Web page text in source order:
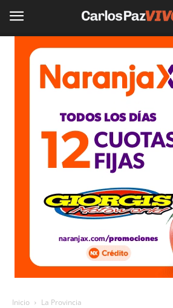
Inicio La Provincia